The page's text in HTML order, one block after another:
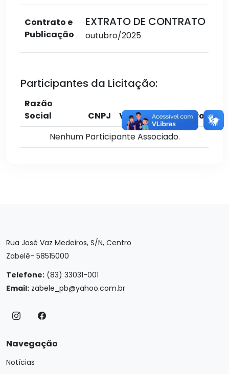
Contrato e
Publicação
EXTRATO DE CONTRATO
outubro/2025
Participantes da Licitação:
Razão
Social
CNPJ Valor
Cadastro
Nenhum Participante Associado.
Rua José Vaz Medeiros, S/N, Centro
Zabelê- 58515000
Telefone: (83) 33031-001
Email: zabele_pb@yahoo.com.br
Navegação
Notícias